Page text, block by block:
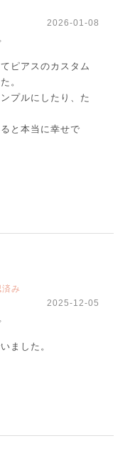
2026-01-08
ピアスのカスタム
。
プルにしたり、た
と本当に幸せで
み
2025-12-05
ました。